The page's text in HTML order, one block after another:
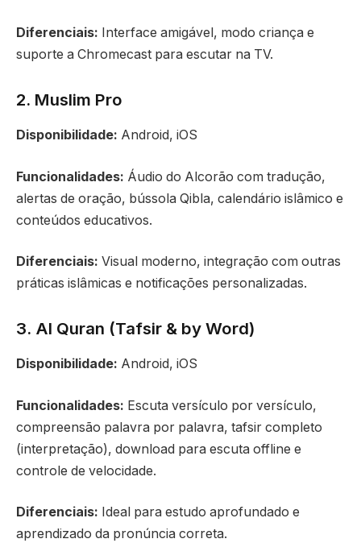
Diferenciais: Interface amigável, modo criança e
suporte a Chromecast para escutar na TV.
2. Muslim Pro
Disponibilidade: Android, iOS
Funcionalidades: Áudio do Alcorão com tradução,
alertas de oração, bússola Qibla, calendário islâmico e
conteúdos educativos.
Diferenciais: Visual moderno, integração com outras
práticas islâmicas e notificações personalizadas.
3. Al Quran (Tafsir & by Word)
Disponibilidade: Android, iOS
Funcionalidades: Escuta versículo por versículo,
compreensão palavra por palavra, tafsir completo
(interpretação), download para escuta offline e
controle de velocidade.
Diferenciais: Ideal para estudo aprofundado e
aprendizado da pronúncia correta.